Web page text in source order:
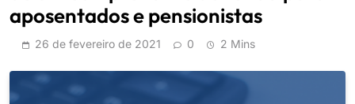
aposentados e pensionistas
26 de fevereiro de 2021 0 2 Mins